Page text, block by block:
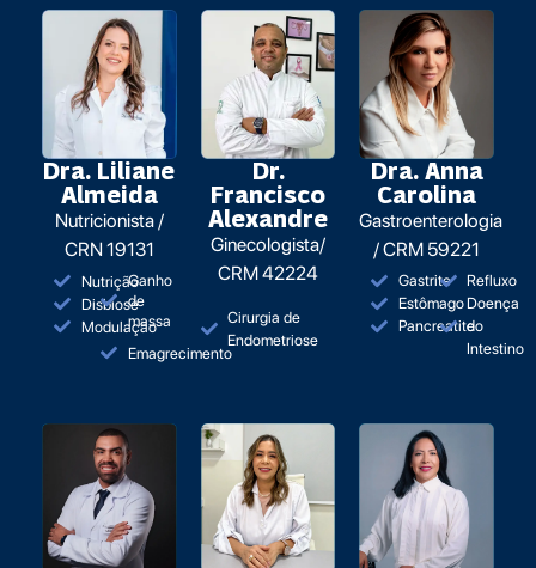
Dra. Liliane
Almeida
Nutricionista /
CRN 19131
Nutrição
Disbiose
Modulação
Ganho
de
massa
Emagrecimento
Dr.
Francisco
Alexandre
Ginecologista/
CRM 42224
Cirurgia de
Endometriose
Dra. Anna
Carolina
Gastroenterologia
/ CRM 59221
Gastrite
Estômago
Pancreatite
Refluxo
Doença
do
Intestino